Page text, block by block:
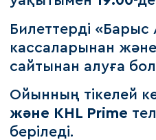
Билеттерді «Барыс
кассаларынан және
сайтынан алуға
Ойынның тікелей
және KHL Prime
беріледі.